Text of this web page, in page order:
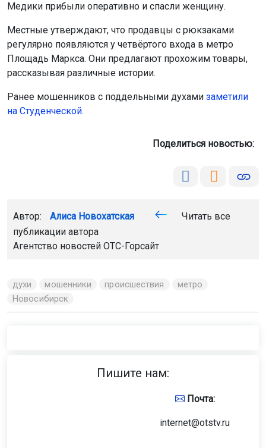
Медики прибыли оперативно и спасли женщину.
Местные утверждают, что продавцы с рюкзаками
регулярно появляются у четвёртого входа в метро
Площадь Маркса. Они предлагают прохожим товары,
рассказывая различные истории.
Ранее мошенников с поддельными духами заметили
на Студенческой.
Поделиться новостью:
Автор: Алиса Новохатская
Читать все
публикации автора
Агентство новостей ОТС-Горсайт
духи мошенники происшествия
метро
Новосибирск
Пишите нам:
Почта:
internet@otstv.ru